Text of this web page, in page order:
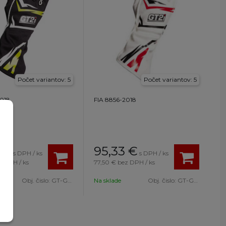
Počet variantov: 5
s DPH / ks
DPH / ks
Obj. čislo: GT-GANTS6.NJ.S
Počet variantov: 5
FIA 8856-2018
95,33 € s DPH / ks
77,50 € bez DPH / ks
Na sklade Obj. čislo: GT-GANTS6.BL.M